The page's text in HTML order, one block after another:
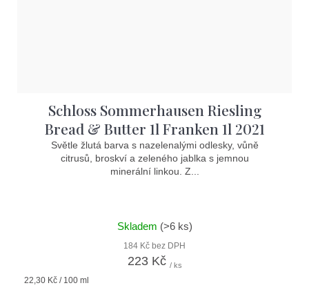
Schloss Sommerhausen Riesling
Bread & Butter 1l Franken 1l 2021
Světle žlutá barva s nazelenalými odlesky, vůně
citrusů, broskví a zeleného jablka s jemnou
minerální linkou. Z...
Skladem (>6 ks)
184 Kč bez DPH
223 Kč / ks
Měrná
22,30 Kč / 100 ml